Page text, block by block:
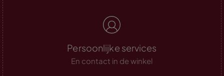
Persoonlijke services
En contact in de winkel